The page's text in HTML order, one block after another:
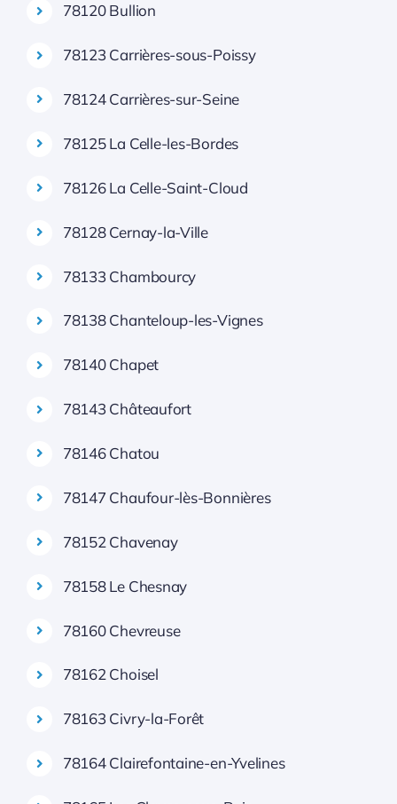
78120 Bullion
78123 Carrières-sous-Poissy
78124 Carrières-sur-Seine
78125 La Celle-les-Bordes
78126 La Celle-Saint-Cloud
78128 Cernay-la-Ville
78133 Chambourcy
78138 Chanteloup-les-Vignes
78140 Chapet
78143 Châteaufort
78146 Chatou
78147 Chaufour-lès-Bonnières
78152 Chavenay
78158 Le Chesnay
78160 Chevreuse
78162 Choisel
78163 Civry-la-Forêt
78164 Clairefontaine-en-Yvelines